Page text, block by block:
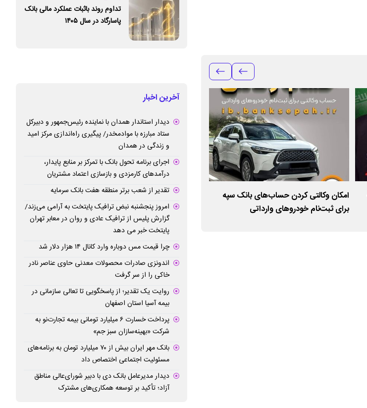
امکان وکالتی کردن حساب‌های بانک سپه
برای ثبت‌نام خودروهای وارداتی
انتصاب دکترکشاورزیان به عضویت هیأت
مدیره بانک سپه
مدیرعامل بانک
و روابط عمومی»
تداوم روند باثبات عملکرد مالی بانک
پاسارگاد در سال ۱۴۰۵
آخرین اخبار
دیدار استاندار همدان با نماینده رئیس‌جمهور و دبیرکل
ستاد مبارزه با موادمخدر/ پیگیری راه‌اندازی مرکز امید
و زندگی در همدان
اجرای برنامه تحول بانک با تمرکز بر منابع پایدار،
درآمدهای کارمزدی و بازسازی اعتماد مشتریان
تقدیر از شعب برتر منطقه هفت بانک سرمایه
امروز پنجشنبه نبض ترافیک پایتخت به آرامی می‌زند/
گزارش پلیس از ترافیک عادی و روان در معابر تهران
پایتخت خبر می دهد
چرا قیمت مس دوباره وارد کانال ۱۴ هزار دلار شد
اندونزی صادرات محصولات معدنی حاوی عناصر نادر
خاکی را از سر گرفت
روایت یک تقدیر؛ از پاسخگویی تا تعالی سازمانی در
بیمه آسیا استان اصفهان
پرداخت خسارت ۶ میلیارد تومانی بیمه تجارت‌نو به
شرکت «بهینه‌سازان سبز جم»
بانک مهر ایران بیش از ۷۰ میلیارد تومان به برنامه‌های
مسئولیت اجتماعی اختصاص داد
دیدار مدیرعامل بانک دی با دبیر شورای‌عالی مناطق
آزاد؛ تأکید بر توسعه همکاری‌های مشترک